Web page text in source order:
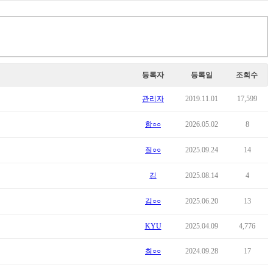
등록자 등록일 조회수
관리자 2019.11.01 17,599
함○○ 2026.05.02 8
질○○ 2025.09.24 14
김 2025.08.14 4
김○○ 2025.06.20 13
KYU 2025.04.09 4,776
최○○ 2024.09.28 17